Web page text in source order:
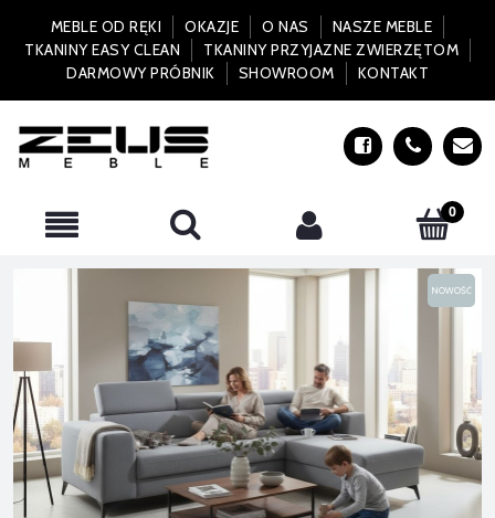
MEBLE OD RĘKI OKAZJE O NAS
NASZE MEBLE
TKANINY EASY CLEAN
TKANINY PRZYJAZNE ZWIERZĘTOM
DARMOWY PRÓBNIK
SHOWROOM KONTAKT
NOWOŚĆ